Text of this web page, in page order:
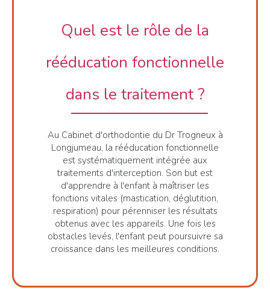
Quel est le rôle de la
rééducation fonctionnelle
dans le traitement ?
Au Cabinet d'orthodontie du Dr Trogneux à
Longjumeau, la rééducation fonctionnelle
est systématiquement intégrée aux
traitements d'interception. Son but est
d'apprendre à l'enfant à maîtriser les
fonctions vitales (mastication, déglutition,
respiration) pour pérenniser les résultats
obtenus avec les appareils. Une fois les
obstacles levés, l'enfant peut poursuivre sa
croissance dans les meilleures conditions.